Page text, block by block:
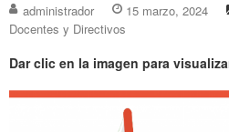
administrador 15 marzo, 2024
Docentes y Directivos
Dar clic en la imagen para